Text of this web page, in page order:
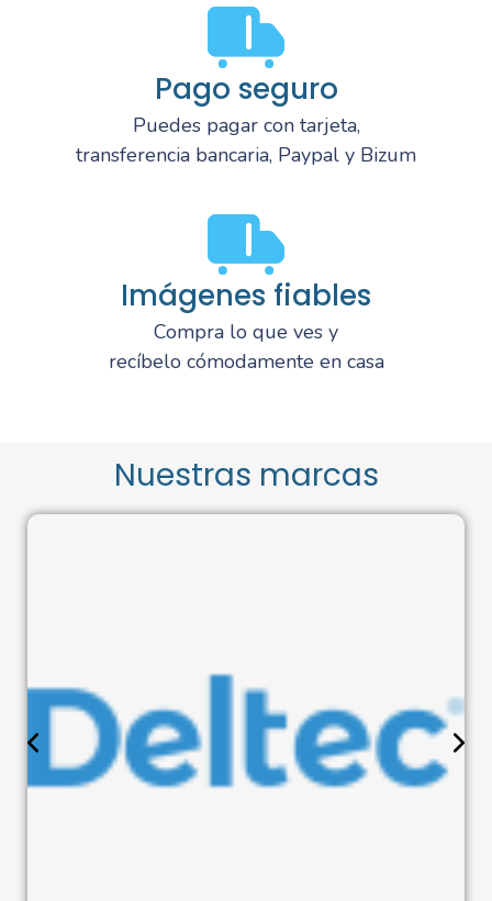
Pago seguro
Puedes pagar con tarjeta,
transferencia bancaria, Paypal y Bizum
Imágenes fiables
Compra lo que ves y
recíbelo cómodamente en casa
Nuestras marcas